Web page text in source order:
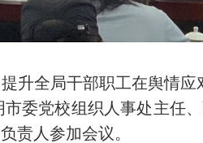
全局干部职工在舆情应
委党校组织人事处主任
责人参加会议。